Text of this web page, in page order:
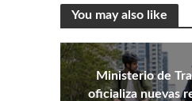
You may also like
Ministerio de
oficializa nuevas